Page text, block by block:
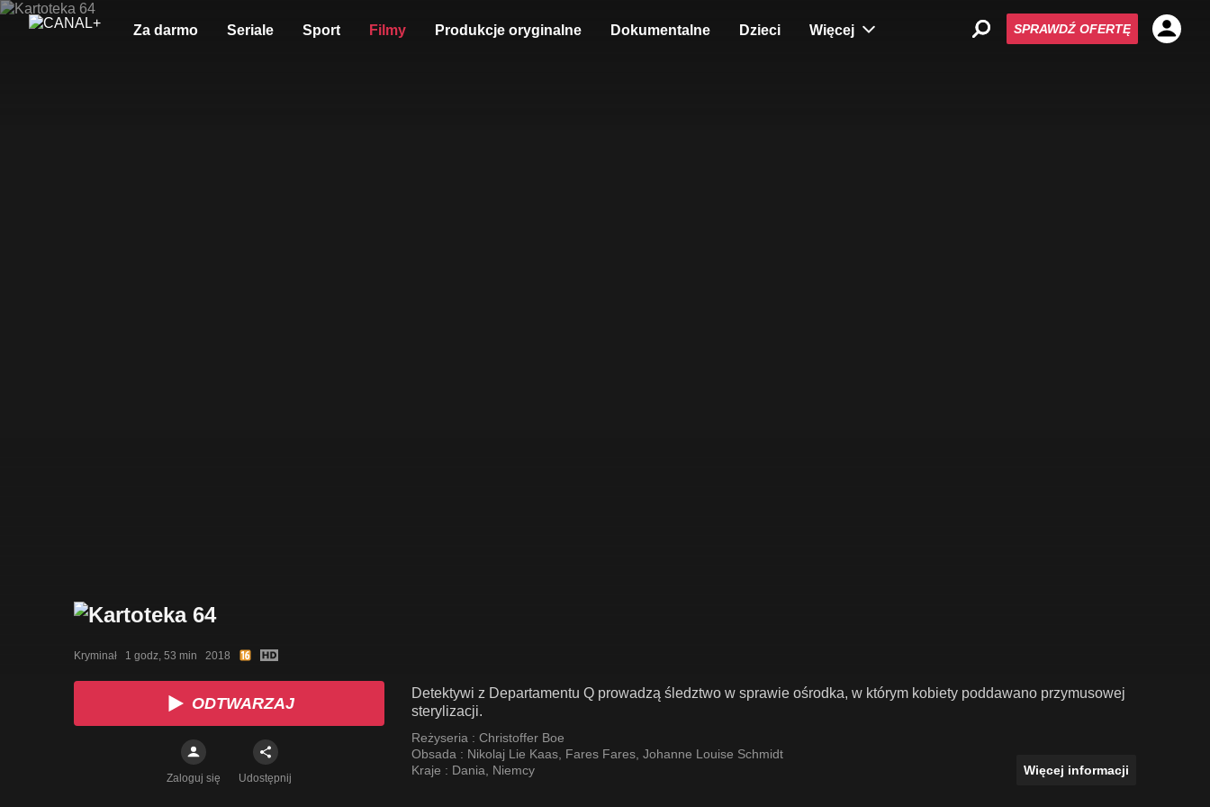
Za darmo Seriale Sport Filmy Produkcje oryginalne Dokumentalne Dzieci Więcej SPRAWDŹ OFERTĘ
Kryminał   1 godz, 53 min   2018
ODTWARZAJ
Zaloguj się Udostępnij
Detektywi z Departamentu Q prowadzą śledztwo w sprawie ośrodka, w którym kobiety poddawano przymusowej
sterylizacji.
Reżyseria : Christoffer Boe
Obsada : Nikolaj Lie Kaas Fares Fares Johanne Louise Schmidt
Kraje : Dania Niemcy Więcej informacji